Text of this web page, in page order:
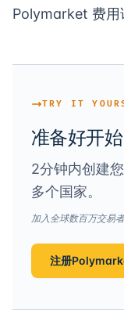
Polymarket 费用
TRY IT
准备好开
2分钟内创建
多个国家。
加入全球数百万交易
注册